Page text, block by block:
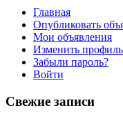
Главная
Опубликовать
Мои объявления
Изменить профиль
Забыли пароль?
Войти
Свежие записи